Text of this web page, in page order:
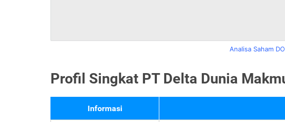
Analisa Saham
Profil Singkat PT Delta Dunia
Informasi